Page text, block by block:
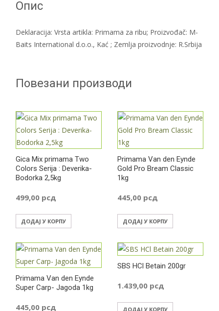
Опис
Deklaracija: Vrsta artikla: Primama za ribu; Proizvođač: M-
Baits International d.o.o., Kać ; Zemlja proizvodnje: R.Srbija
Повезани производи
Gica Mix primama Two
Colors Serija : Deverika-
Bodorka 2,5kg
499,00 рсд
ДОДАЈ У КОРПУ
Primama Van den Eynde
Gold Pro Bream Classic
1kg
445,00 рсд
ДОДАЈ У КОРПУ
Primama Van den Eynde
Super Carp- Jagoda 1kg
445,00 рсд
SBS HCl Betain 200gr
1.439,00 рсд
ДОДАЈ У КОРПУ